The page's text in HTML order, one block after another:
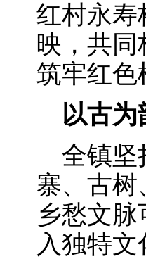
红村永寿
映，共同
筑牢红色
以古
全镇坚
寨、古树
乡愁文
入独特